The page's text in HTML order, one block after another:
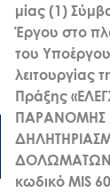
μίας (1)
Έργου στο
του
λειτουργίας
Πράξης
ΠΑΡΑΝΟΜΗΣ
ΔΟΛΩΜΑΤΩΝ
κωδικό MIS